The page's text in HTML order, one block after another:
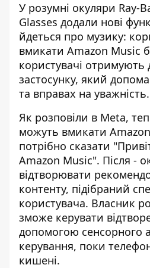
У розумні окуляри Ray-
Glasses додали нові
йдеться про музику:
вмикати Amazon Music
користувачі отримують
застосунку, який
та вправах на уважність.
Як розповіли в Meta,
можуть вмикати
потрібно сказати
Amazon Music". Після -
відтворювати
контенту, підібраний
користувача. Власник
зможе керувати
допомогою сенсорного
керування, поки
кишені.